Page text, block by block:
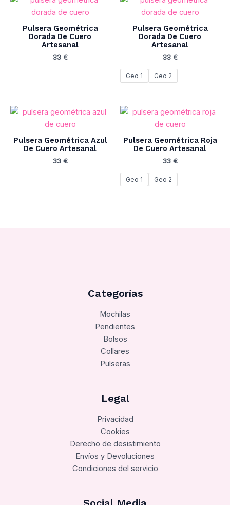
Pulsera Geométrica
Dorada De Cuero
Artesanal
33 €
Pulsera Geométrica
Dorada De Cuero
Artesanal
33 €
Geo 1 Geo 2
Pulsera Geométrica Azul
De Cuero Artesanal
33 €
Pulsera Geométrica Roja
De Cuero Artesanal
33 €
Geo 1 Geo 2
Categorías
Mochilas
Pendientes
Bolsos
Collares
Pulseras
Legal
Privacidad
Cookies
Derecho de desistimiento
Envíos y Devoluciones
Condiciones del servicio